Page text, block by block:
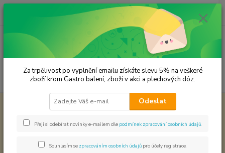
Menu
Hledat
ks
za 0,00 Kč
Plechové dózy - kořenky Dóza - kořenka obsah 35 ml.
Dóza - kořenka obsah 35 ml.
Za trpělivost po vyplnění emailu získáte slevu 5% na veškeré
zboží krom Gastro balení, zboží v akci a plechových dóz.
Odeslat
Přeji si odebírat novinky e-mailem dle podmínek zpracování osobních údajů
Souhlasím se zpracováním osobních údajů pro účely registrace.